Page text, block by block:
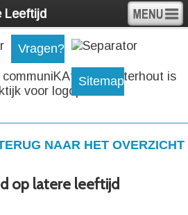
Leeftijd
Vragen?
Sitemap
NAAR HET OVERZICHT
op latere leeftijd